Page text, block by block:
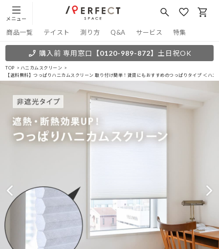
メニュー
商品一覧 テイスト 測り方 Q&A サービス 特集
購入前 専用窓口 【0120-989-872】 土日祝OK
TOP
ハニカムスクリーン
【送料無料】つっぱりハニカムスクリーン 取り付け簡単！賃貸にもおすすめのつっぱりタイプ ＜ハニ